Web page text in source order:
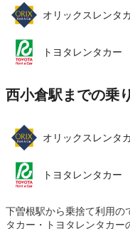
オリックスレンタ
トヨタレンタカー
西小倉駅までの乗
オリックスレンタ
トヨタレンタカー
下曽根駅から乗捨て利用の
タカー・トヨタレンタカー